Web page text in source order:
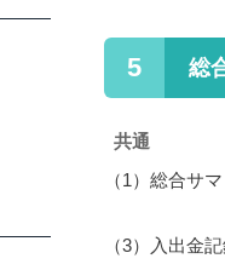
5 総
共通
（1） 総合サ
（3） 入出金